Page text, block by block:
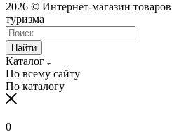
2026 © Интернет-магазин
туризма
Найти
Каталог
По всему сайту
По каталогу
0